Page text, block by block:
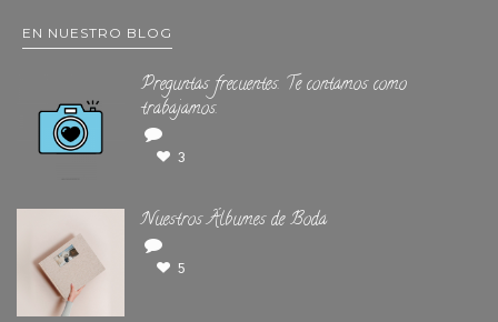
EN NUESTRO BLOG
Preguntas frecuentes. Te contamos como
trabajamos.
3
Nuestros Álbumes de Boda
5